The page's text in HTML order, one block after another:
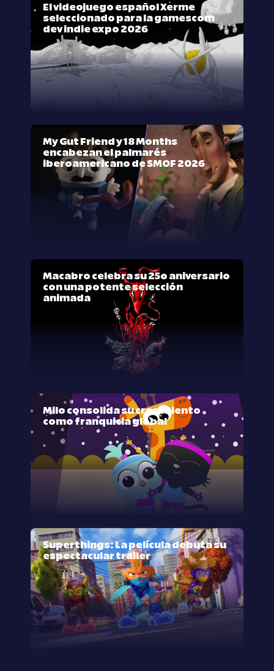
El videojuego español Xerme
seleccionado para la gamescom
dev indie expo 2026
My Gut Friend y 18 Months
encabezan el palmarés
iberoamericano de SMOF 2026
Macabro celebra su 25º aniversario
con una potente selección
animada
Milo consolida su crecimiento
como franquicia global
Superthings: La película debuta su
espectacular trailer